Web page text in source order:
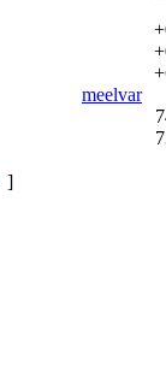
meelvar
]